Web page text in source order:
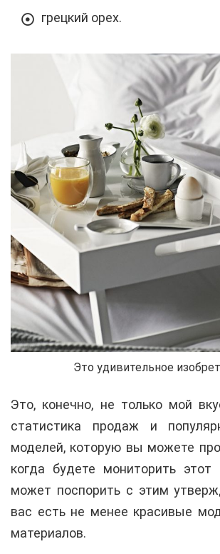
грецкий орех.
Это удивительное
Это, конечно, не только мой
статистика продаж и
моделей, которую вы можете
когда будете мониторить этот
может поспорить с этим
вас есть не менее красивые
материалов.